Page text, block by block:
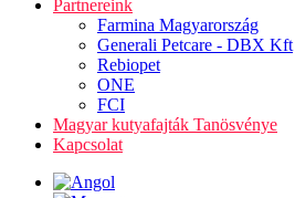
Partnereink
Farmina Magyarország
Generali Petcare - DBX Kft
Rebiopet
ONE
FCI
Magyar kutyafajták Tanösvénye
Kapcsolat